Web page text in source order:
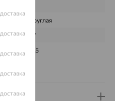
Круглая
57
3/5
доставка
доставка
доставка
доставка
доставка